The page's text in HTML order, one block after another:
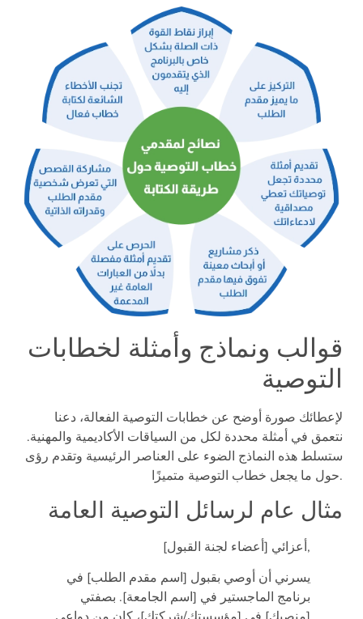
قوالب ونماذج وأمثلة لخطابات
التوصية
لإعطائك صورة أوضح عن خطابات التوصية الفعالة، دعنا
نتعمق في أمثلة محددة لكل من السياقات الأكاديمية والمهنية.
ستسلط هذه النماذج الضوء على العناصر الرئيسية وتقدم رؤى
حول ما يجعل خطاب التوصية متميزًا.
مثال عام لرسائل التوصية العامة
أعزائي [أعضاء لجنة القبول],
يسرني أن أوصي بقبول [اسم مقدم الطلب] في
برنامج الماجستير في [اسم الجامعة]. بصفتي